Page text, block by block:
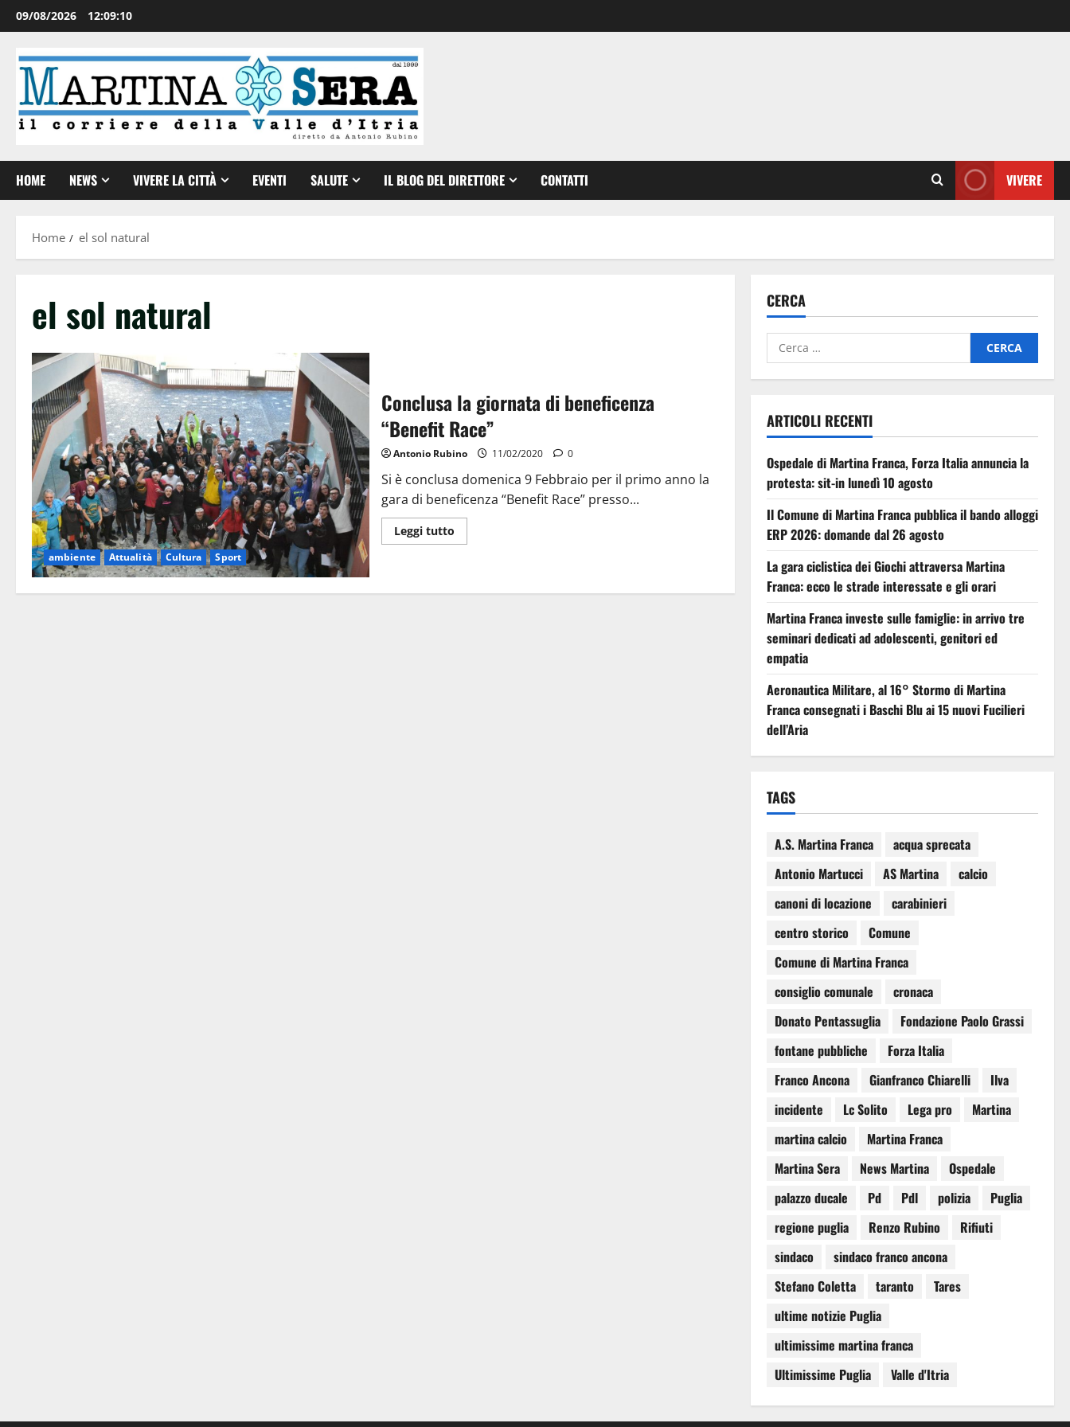
09/08/2026 12:09:11
HOME NEWS VIVERE LA CITTÀ EVENTI SALUTE IL BLOG DEL DIRETTORE CONTATTI VIVERE
Home el sol natural
el sol natural
ambiente Attualità Cultura Sport
Conclusa la giornata di beneficenza
“Benefit Race”
Antonio Rubino 11/02/2020 0
Si è conclusa domenica 9 Febbraio per il primo anno la
gara di beneficenza “Benefit Race” presso...
Leggi tutto
CERCA
ARTICOLI RECENTI
Ospedale di Martina Franca, Forza Italia annuncia la
protesta: sit-in lunedì 10 agosto
Il Comune di Martina Franca pubblica il bando alloggi
ERP 2026: domande dal 26 agosto
La gara ciclistica dei Giochi attraversa Martina
Franca: ecco le strade interessate e gli orari
Martina Franca investe sulle famiglie: in arrivo tre
seminari dedicati ad adolescenti, genitori ed
empatia
Aeronautica Militare, al 16° Stormo di Martina
Franca consegnati i Baschi Blu ai 15 nuovi Fucilieri
dell’Aria
TAGS
A.S. Martina Franca
acqua sprecata
Antonio Martucci
AS Martina
calcio
canoni di locazione
carabinieri
centro storico
Comune
Comune di Martina Franca
consiglio comunale
cronaca
Donato Pentassuglia
Fondazione Paolo Grassi
fontane pubbliche
Forza Italia
Franco Ancona
Gianfranco Chiarelli
Ilva
incidente
Lc Solito Lega pro
Martina
martina calcio
Martina Franca
Martina Sera
News Martina
Ospedale
palazzo ducale
Pd Pdl polizia
Puglia
regione puglia
Renzo Rubino
Rifiuti
sindaco
sindaco franco ancona
Stefano Coletta
taranto
Tares
ultime notizie Puglia
ultimissime martina franca
Ultimissime Puglia
Valle d'Itria